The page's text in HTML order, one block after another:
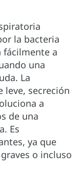
la bacteria
fácilmente a
una
La
leve, secreción
a
de una
Es
ya que
o incluso